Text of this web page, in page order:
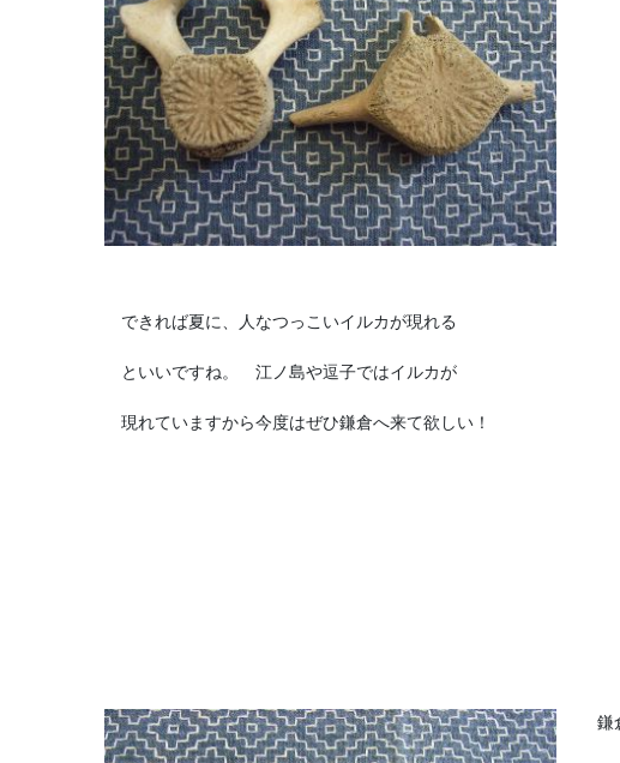
できれば夏に、人なつっこいイルカが現れる
といいですね。 江ノ島や逗子ではイルカが
現れていますから今度はぜひ鎌倉へ来て欲しい！
鎌